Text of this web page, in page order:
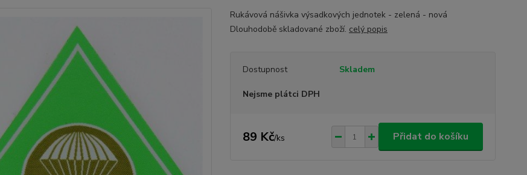
Rukávová nášivka výsadkových jednotek - zelená - nová
Dlouhodobě skladované zboží. celý popis
Dostupnost Skladem
Nejsme plátci DPH
89 Kč/ks Přidat do košíku